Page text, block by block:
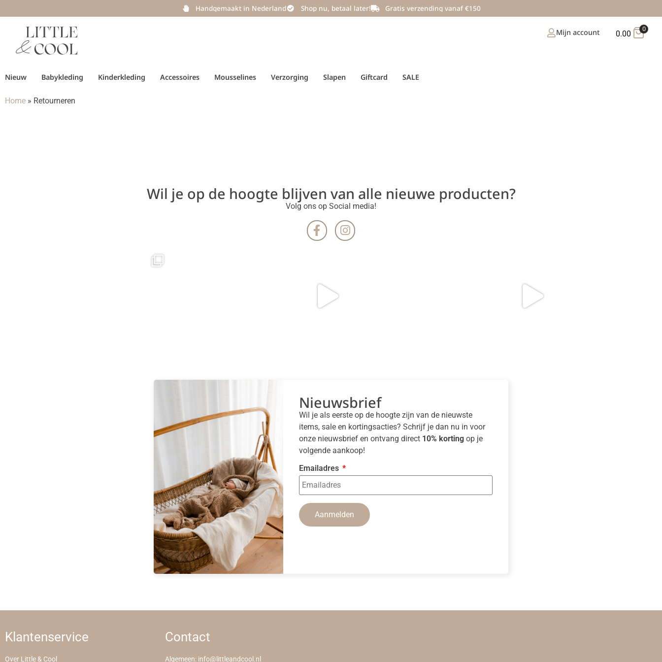
Handgemaakt in Nederland Shop nu, betaal later! Gratis verzending vanaf €150
Mijn account 0.00
0
Nieuw Babykleding Kinderkleding Accessoires Mousselines Verzorging Slapen Giftcard SALE
Home » Retourneren
Wil je op de hoogte blijven van alle nieuwe producten?
Volg ons op Social media!
Nieuwsbrief
Wil je als eerste op de hoogte zijn van de nieuwste
items, sale en kortingsacties? Schrijf je dan nu in voor
onze nieuwsbrief en ontvang direct 10% kortingop je
volgende aankoop!
Emailadres
Aanmelden
Klantenservice
Over Little & Cool
Contact
Algemeen: info@littleandcool.nl